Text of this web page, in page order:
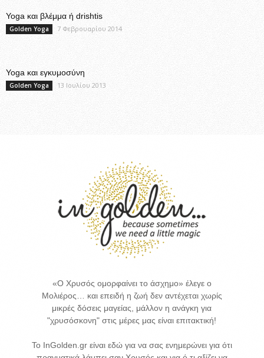
Yoga και βλέμμα ή drishtis
Golden Yoga 7 Φεβρουαρίου 2014
Yoga και εγκυμοσύνη
Golden Yoga 13 Ιουλίου 2013
«Ο Χρυσός ομορφαίνει το άσχημο» έλεγε ο
Μολιέρος… και επειδή η ζωή δεν αντέχεται χωρίς
μικρές δόσεις μαγείας, μάλλον η ανάγκη για
"χρυσόσκονη" στις μέρες μας είναι επιτακτική!
Το InGolden.gr είναι εδώ για να σας ενημερώνει για ότι